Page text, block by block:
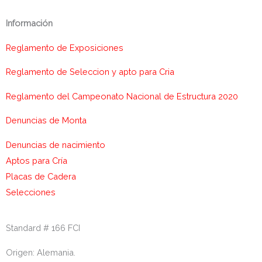
Información
Reglamento de Exposiciones
Reglamento de Seleccion y apto para Cria
Reglamento del Campeonato Nacional de Estructura 2020
Denuncias de Monta
Denuncias de nacimiento
Aptos para Cría
Placas de Cadera
Selecciones
Standard # 166 FCI
Origen: Alemania.